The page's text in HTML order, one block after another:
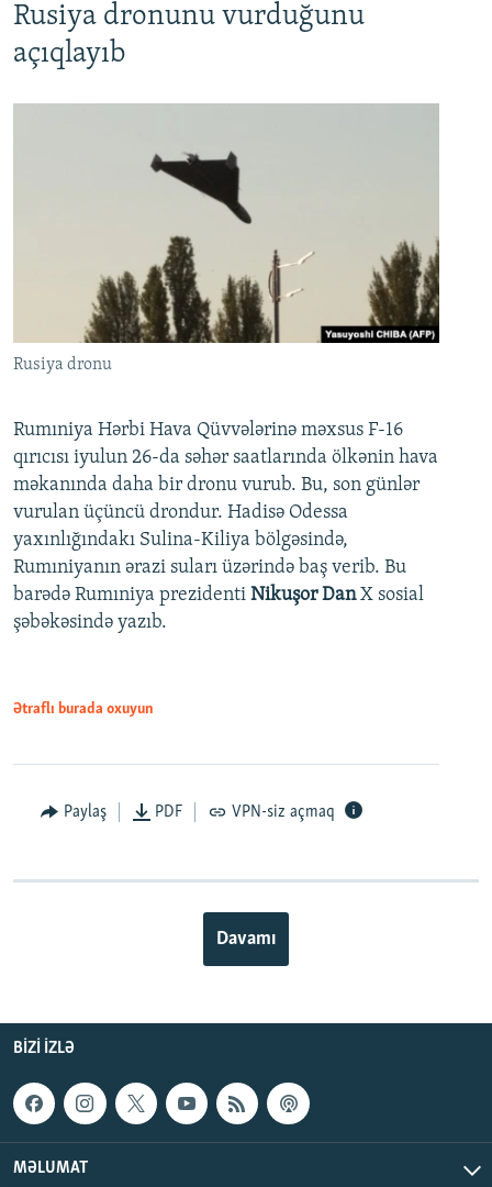
Rusiya dronunu vurduğunu
açıqlayıb
Rusiya dronu
Rumıniya Hərbi Hava Qüvvələrinə məxsus F-16
qırıcısı iyulun 26-da səhər saatlarında ölkənin hava
məkanında daha bir dronu vurub. Bu, son günlər
vurulan üçüncü drondur. Hadisə Odessa
yaxınlığındakı Sulina-Kiliya bölgəsində,
Rumıniyanın ərazi suları üzərində baş verib. Bu
barədə Rumıniya prezidenti Nikuşor DanX sosial
şəbəkəsində yazıb.
Ətraflı burada oxuyun
Paylaş PDF VPN-siz açmaq
Davamı
BIZI IZLƏ
MƏLUMAT